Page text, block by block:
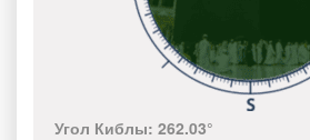
Угол Киблы:262.03°